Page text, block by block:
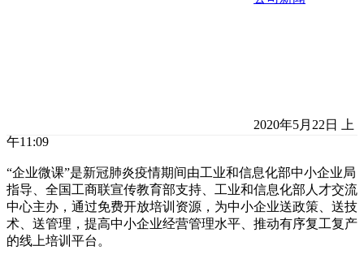
2020年5月22日 上
午11:09
“企业微课”是新冠肺炎疫情期间由工业和信息化部中小企业局
指导、全国工商联宣传教育部支持、工业和信息化部人才交流
中心主办，通过免费开放培训资源，为中小企业送政策、送技
术、送管理，提高中小企业经营管理水平、推动有序复工复产
的线上培训平台。